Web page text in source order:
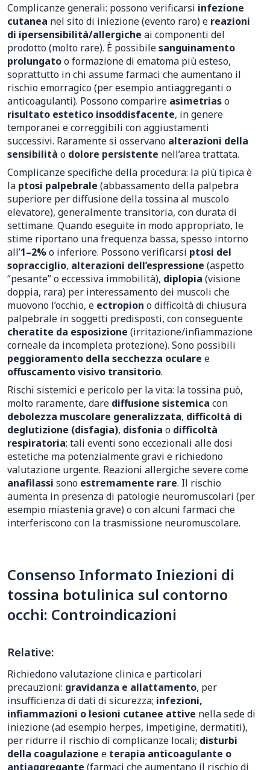
Complicanze generali: possono verificarsi infezione
cutanea nel sito di iniezione (evento raro) e reazioni
di ipersensibilità/allergiche ai componenti del
prodotto (molto rare). È possibilesanguinamento
prolungatoo formazione di ematoma più esteso,
soprattutto in chi assume farmaci che aumentano il
rischio emorragico (per esempio antiaggreganti o
anticoagulanti). Possono comparire asimetriaso
risultato estetico insoddisfacente, in genere
temporanei e correggibili con aggiustamenti
successivi. Raramente si osservano alterazioni della
sensibilità o dolore persistente nell’area trattata.
Complicanze specifiche della procedura: la più tipica è
la ptosi palpebrale (abbassamento della palpebra
superiore per diffusione della tossina al muscolo
elevatore), generalmente transitoria, con durata di
settimane. Quando eseguite in modo appropriato, le
stime riportano una frequenza bassa, spesso intorno
all’1–2%o inferiore. Possono verificarsi ptosi del
sopracciglio, alterazioni dell’espressione (aspetto
“pesante” o eccessiva immobilità), diplopia (visione
doppia, rara) per interessamento dei muscoli che
muovono l’occhio, e ectropion o difficoltà di chiusura
palpebrale in soggetti predisposti, con conseguente
cheratite da esposizione (irritazione/infiammazione
corneale da incompleta protezione). Sono possibili
peggioramento della secchezza oculare e
offuscamento visivo transitorio.
Rischi sistemici e pericolo per la vita: la tossina può,
molto raramente, dare diffusione sistemica con
debolezza muscolare generalizzata, difficoltà di
deglutizione (disfagia), disfonia o difficoltà
respiratoria; tali eventi sono eccezionali alle dosi
estetiche ma potenzialmente gravi e richiedono
valutazione urgente. Reazioni allergiche severe come
anafilassi sono estremamente rare. Il rischio
aumenta in presenza di patologie neuromuscolari (per
esempio miastenia grave) o con alcuni farmaci che
interferiscono con la trasmissione neuromuscolare.
Consenso Informato Iniezioni di
tossina botulinica sul contorno
occhi: Controindicazioni
Relative:
Richiedono valutazione clinica e particolari
precauzioni: gravidanza e allattamento, per
insufficienza di dati di sicurezza; infezioni,
infiammazioni o lesioni cutanee attive nella sede di
iniezione (ad esempio herpes, impetigine, dermatiti),
per ridurre il rischio di complicanze locali; disturbi
della coagulazione e terapia anticoagulante o
antiaggregante (farmaci che aumentano il rischio di